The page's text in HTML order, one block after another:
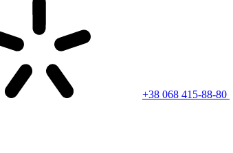
+38 068 415-88-80